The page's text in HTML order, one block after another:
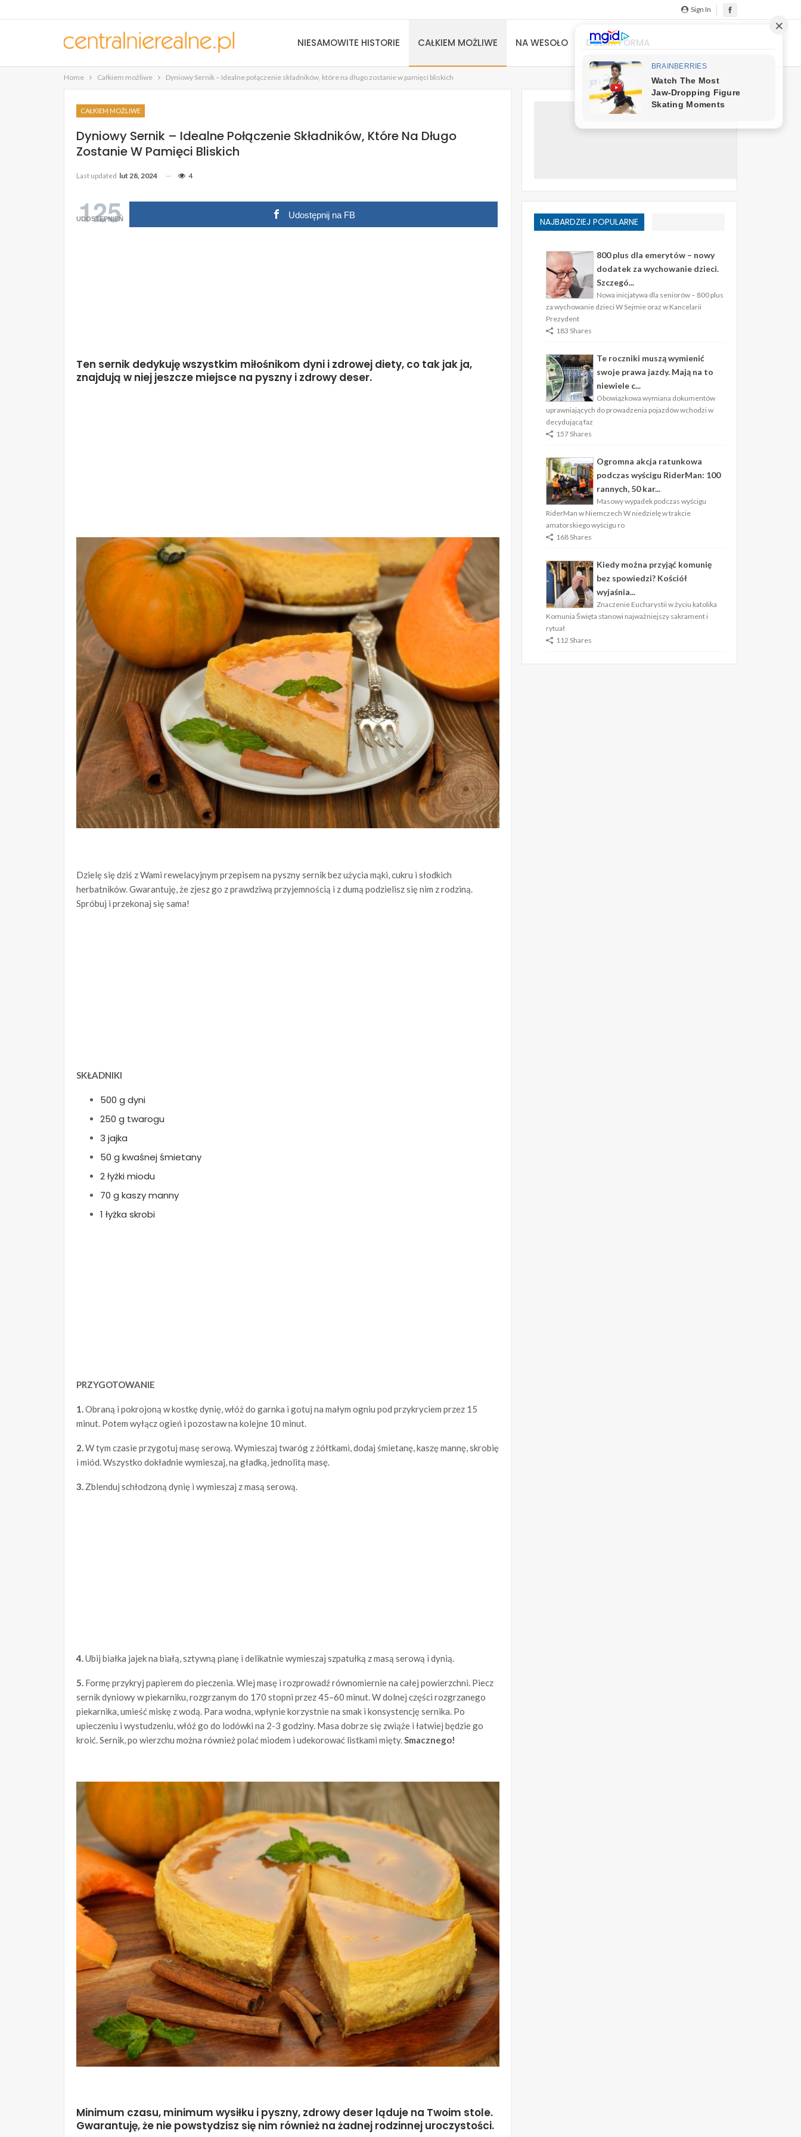
Sign In
NIESAMOWITE HISTORIE CAŁKIEM MOŻLIWE NA WESOŁO DOBRA FORMA
Home Całkiem możliwe Dyniowy Sernik – Idealne połączenie składników, które na długo zostanie w pamięci bliskich
CAŁKIEM MOŻLIWE
Dyniowy Sernik – Idealne Połączenie Składników, Które Na Długo
Zostanie W Pamięci Bliskich
Last updated lut 28, 2024 4
125
UDOSTĘPNIEŃ Udostępnij na FB
Ten sernik dedykuję wszystkim miłośnikom dyni i zdrowej diety, co tak jak ja,
znajdują w niej jeszcze miejsce na pyszny i zdrowy deser.
Dzielę się dziś z Wami rewelacyjnym przepisem na pyszny sernik bez użycia mąki, cukru i słodkich
herbatników. Gwarantuję, że zjesz go z prawdziwą przyjemnością i z dumą podzielisz się nim z rodziną.
Spróbuj i przekonaj się sama!
SKŁADNIKI
500 g dyni
250 g twarogu
3 jajka
50 g kwaśnej śmietany
2 łyżki miodu
70 g kaszy manny
1 łyżka skrobi
PRZYGOTOWANIE
1. Obraną i pokrojoną w kostkę dynię, włóż do garnka i gotuj na małym ogniu pod przykryciem przez 15
minut. Potem wyłącz ogień i pozostaw na kolejne 10 minut.
2. W tym czasie przygotuj masę serową. Wymieszaj twaróg z żółtkami, dodaj śmietanę, kaszę mannę, skrobię
i miód. Wszystko dokładnie wymieszaj, na gładką, jednolitą masę.
3. Zblenduj schłodzoną dynię i wymieszaj z masą serową.
4. Ubij białka jajek na białą, sztywną pianę i delikatnie wymieszaj szpatułką z masą serową i dynią.
5. Formę przykryj papierem do pieczenia. Wlej masę i rozprowadź równomiernie na całej powierzchni. Piecz
sernik dyniowy w piekarniku, rozgrzanym do 170 stopni przez 45–60 minut. W dolnej części rozgrzanego
piekarnika, umieść miskę z wodą. Para wodna, wpłynie korzystnie na smak i konsystencję sernika. Po
upieczeniu i wystudzeniu, włóż go do lodówki na 2-3 godziny. Masa dobrze się zwiąże i łatwiej będzie go
kroić. Sernik, po wierzchu można również polać miodem i udekorować listkami mięty. Smacznego!
Minimum czasu, minimum wysiłku i pyszny, zdrowy deser ląduje na Twoim stole.
Gwarantuję, że nie powstydzisz się nim również na żadnej rodzinnej uroczystości.
NAJBARDZIEJ POPULARNE
800 plus dla emerytów – nowy
dodatek za wychowanie dzieci.
Szczegó...
Nowa inicjatywa dla seniorów – 800 plus
za wychowanie dzieci W Sejmie oraz w Kancelarii
Prezydent
183 Shares
Te roczniki muszą wymienić
swoje prawa jazdy. Mają na to
niewiele c...
Obowiązkowa wymiana dokumentów
uprawniających do prowadzenia pojazdów wchodzi w
decydującą faz
157 Shares
Ogromna akcja ratunkowa
podczas wyścigu RiderMan: 100
rannych, 50 kar...
Masowy wypadek podczas wyścigu
RiderMan w Niemczech W niedzielę w trakcie
amatorskiego wyścigu ro
168 Shares
Kiedy można przyjąć komunię
bez spowiedzi? Kościół
wyjaśnia...
Znaczenie Eucharystii w życiu katolika
Komunia Święta stanowi najważniejszy sakrament i
rytuał
112 Shares